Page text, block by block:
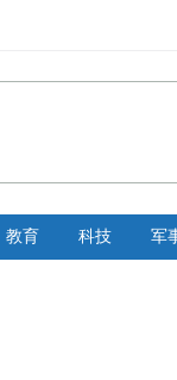
教育 科技 军